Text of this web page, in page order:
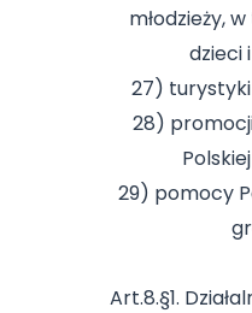
młodzieży,
dzieci
27)
28)
29) pomocy
Art.8.§1.